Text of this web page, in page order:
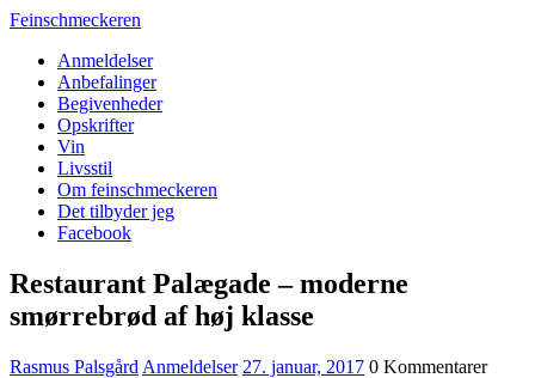
Feinschmeckeren
Anmeldelser
Anbefalinger
Begivenheder
Opskrifter
Vin
Livsstil
Om feinschmeckeren
Det tilbyder jeg
Facebook
Restaurant Palægade – moderne
smørrebrød af høj klasse
Rasmus Palsgård Anmeldelser 27. januar, 2017 0 Kommentarer